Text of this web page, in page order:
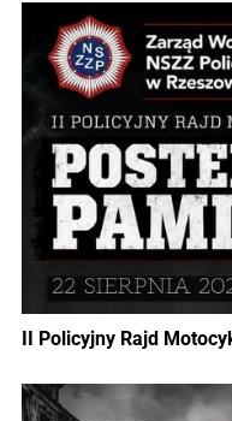
II Policyjny Rajd